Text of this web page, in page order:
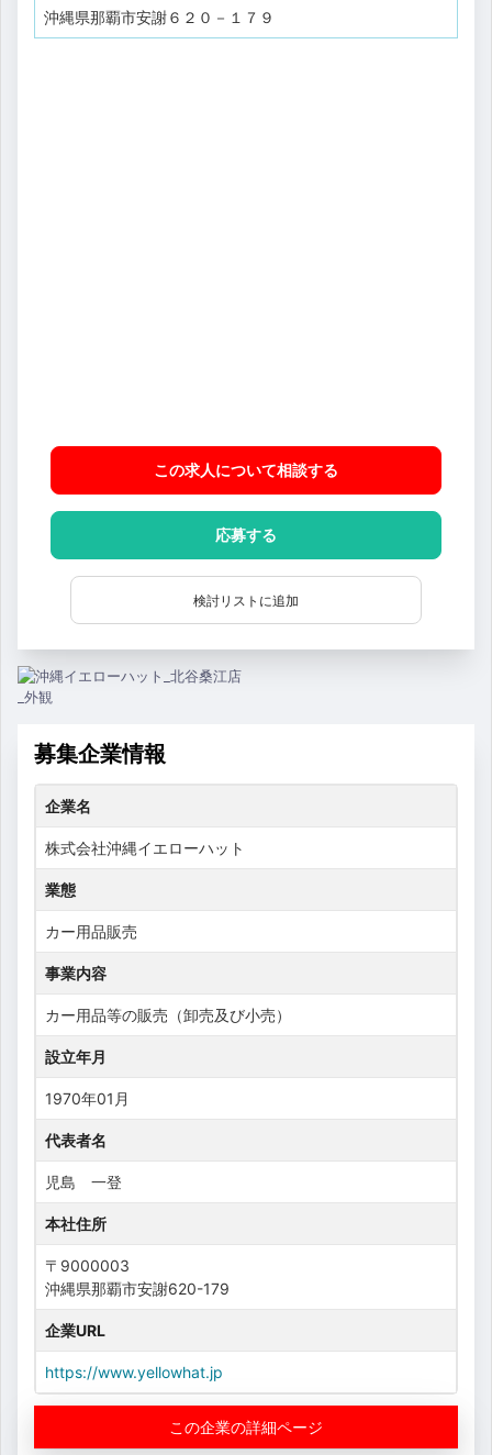
沖縄県那覇市安謝６２０－１７９
この求人について相談する
応募する
検討リストに追加
募集企業情報
企業名
株式会社沖縄イエローハット
業態
カー用品販売
事業内容
カー用品等の販売（卸売及び小売）
設立年月
1970年01月
代表者名
児島 一登
本社住所
〒9000003
沖縄県那覇市安謝620-179
企業URL
https://www.yellowhat.jp
この企業の詳細ページ